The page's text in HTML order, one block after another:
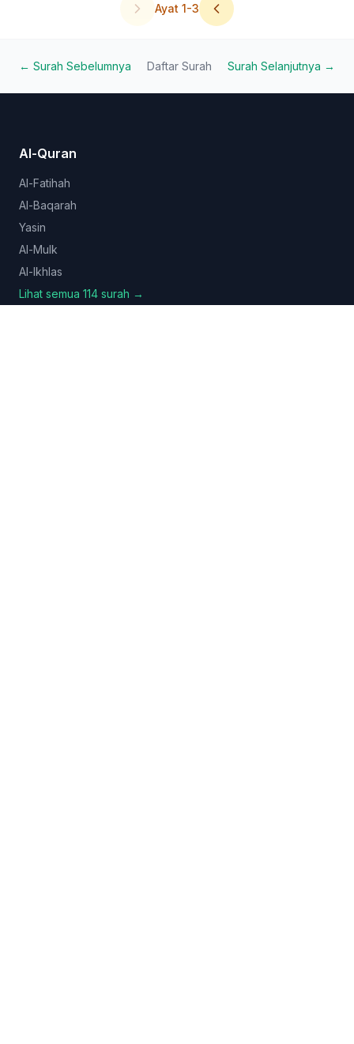
Ayat 1-3
← Surah Sebelumnya Daftar Surah Surah Selanjutnya →
Al-Quran
Al-Fatihah
Al-Baqarah
Yasin
Al-Mulk
Al-Ikhlas
Lihat semua 114 surah →